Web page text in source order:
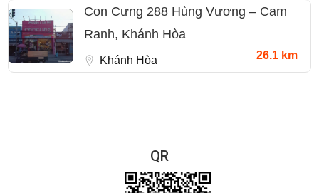
Con Cưng 288 Hùng Vương – Cam
Ranh, Khánh Hòa
Khánh Hòa 26.1 km
QR